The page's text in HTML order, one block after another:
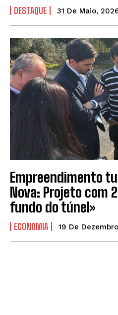
DESTAQUE 31 De Maio,
Empreendimento
Nova: Projeto com
fundo do túnel»
ECONOMIA 19 De